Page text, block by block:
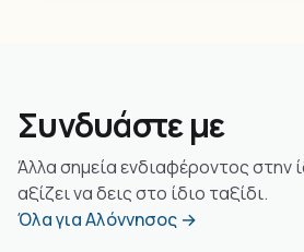
Συνδυάστε με
Άλλα σημεία ενδιαφέροντος στην
αξίζει να δεις στο ίδιο ταξίδι.
Όλα για Αλόννησος →